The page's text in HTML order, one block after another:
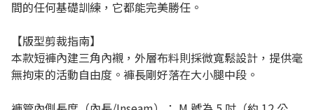
間的任何基礎訓練，它都能完美勝任。
【版型剪裁指南】
本款短褲內建三角內襯，外層布料則採微寬鬆設計，提供毫
無拘束的活動自由度。褲長剛好落在大小腿中段。